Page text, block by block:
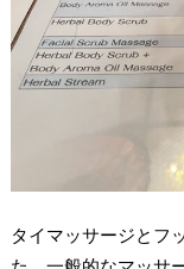
タイマッサージとフ